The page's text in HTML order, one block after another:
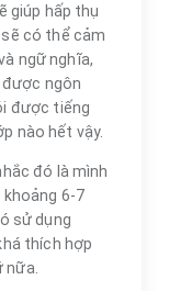
giúp hấp thụ
có thể cảm
ngữ nghĩa,
ngôn
được tiếng
nào hết vậy.
đó là mình
6-7
sử dụng
thích hợp